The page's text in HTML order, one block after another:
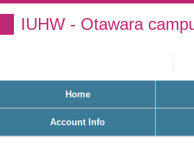
IUHW - Otawara
Home
Account Info